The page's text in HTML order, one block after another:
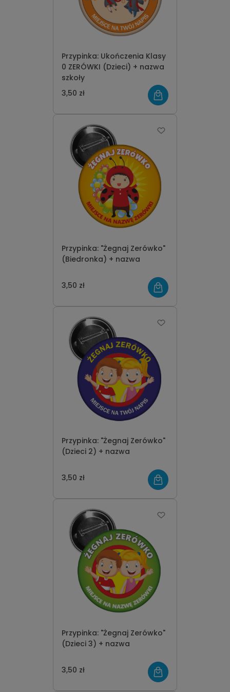
Przypinka: Ukończenia Klasy
0 ZERÓWKI (Dzieci) + nazwa
szkoły
3,50 zł
Przypinka: "Żegnaj Zerówko"
(Biedronka) + nazwa
3,50 zł
Przypinka: "Żegnaj Zerówko"
(Dzieci 2) + nazwa
3,50 zł
Przypinka: "Żegnaj Zerówko"
(Dzieci 3) + nazwa
3,50 zł